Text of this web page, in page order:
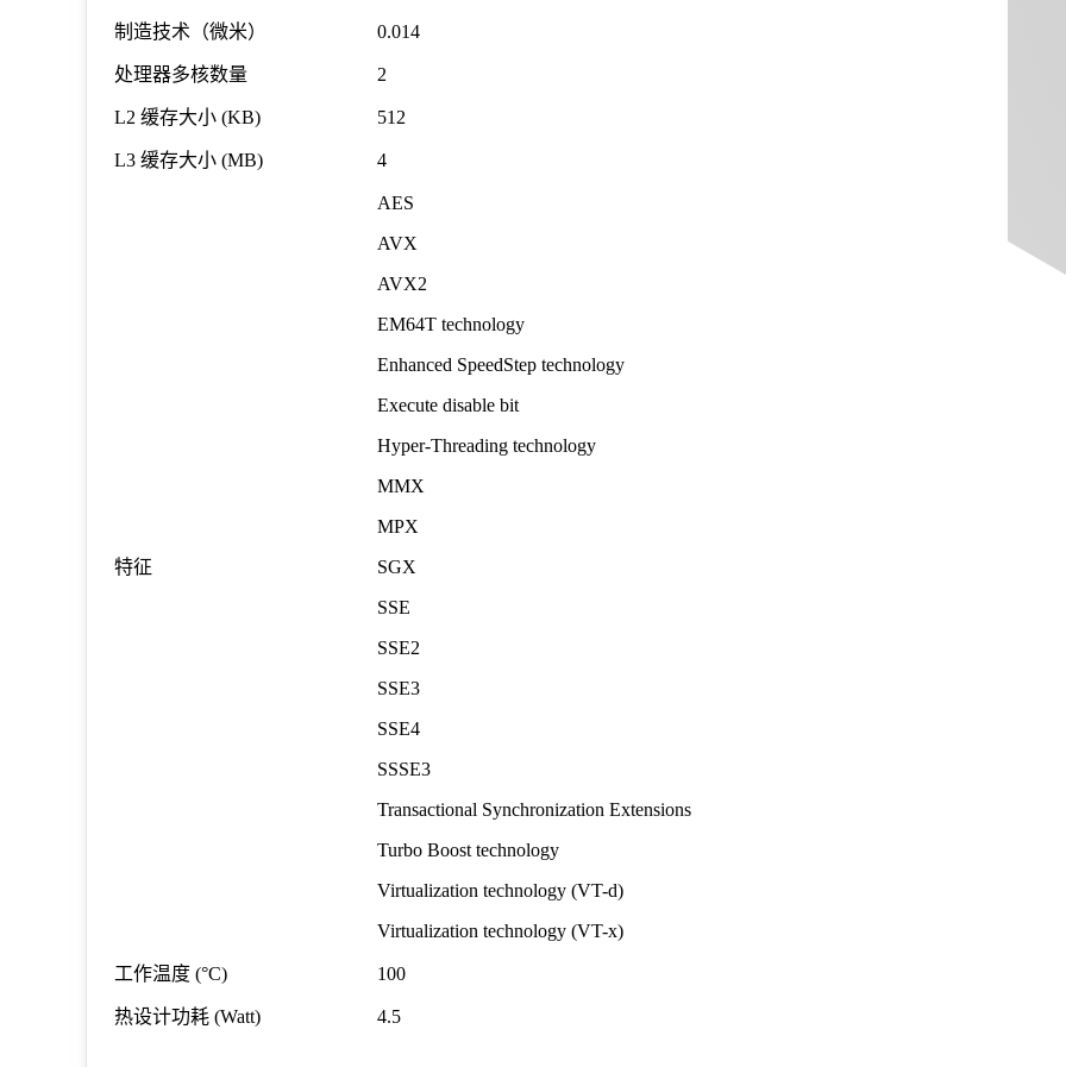
制造技术（微米） 0.014
处理器多核数量 2
L2 缓存大小 (KB) 512
L3 缓存大小 (MB) 4
特征
AES
AVX
AVX2
EM64T technology
Enhanced SpeedStep technology
Execute disable bit
Hyper-Threading technology
MMX
MPX
SGX
SSE
SSE2
SSE3
SSE4
SSSE3
Transactional Synchronization Extensions
Turbo Boost technology
Virtualization technology (VT-d)
Virtualization technology (VT-x)
工作温度 (°C) 100
热设计功耗 (Watt) 4.5